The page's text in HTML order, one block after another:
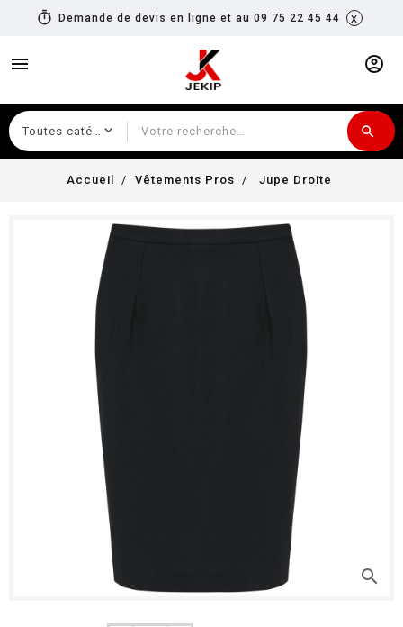
timer Demande de devis en ligne et au 09 75 22 45 44 x
menu account_circle
search
Accueil Vêtements Pros Jupe Droite
search